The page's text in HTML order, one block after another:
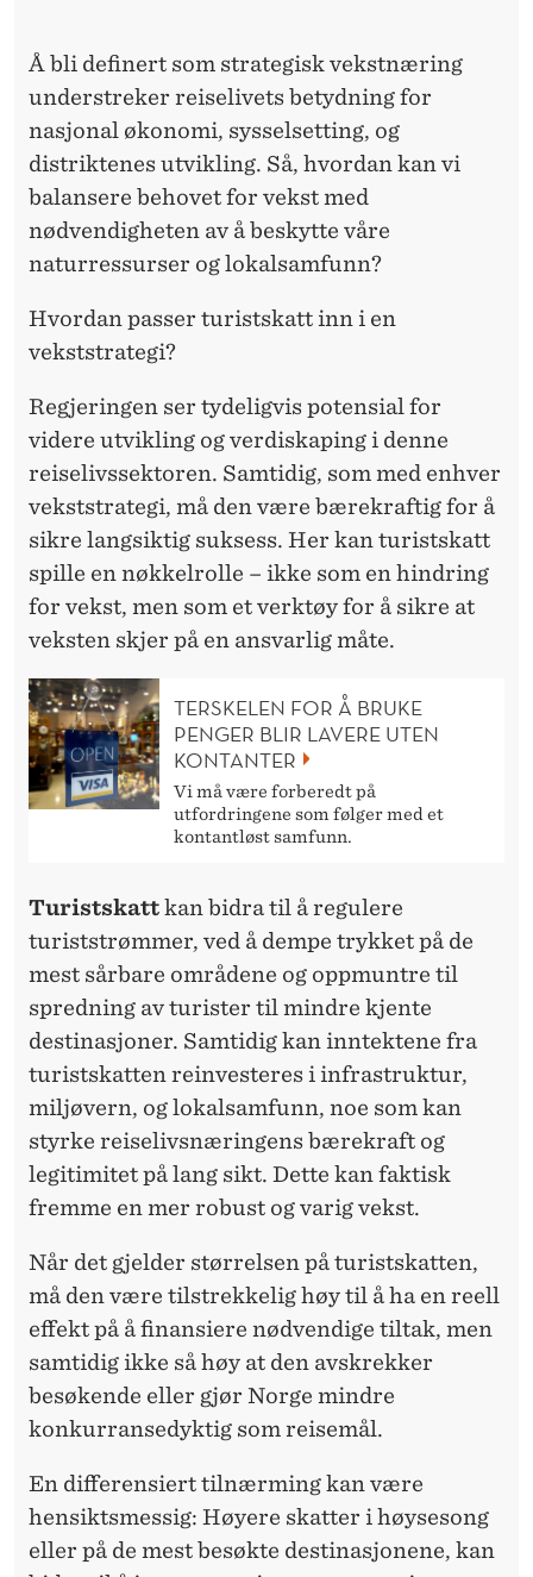
Å bli definert som strategisk vekstnæring
understreker reiselivets betydning for
nasjonal økonomi, sysselsetting, og
distriktenes utvikling. Så, hvordan kan vi
balansere behovet for vekst med
nødvendigheten av å beskytte våre
naturressurser og lokalsamfunn?
Hvordan passer turistskatt inn i en
vekststrategi?
Regjeringen ser tydeligvis potensial for
videre utvikling og verdiskaping i denne
reiselivssektoren. Samtidig, som med enhver
vekststrategi, må den være bærekraftig for å
sikre langsiktig suksess. Her kan turistskatt
spille en nøkkelrolle – ikke som en hindring
for vekst, men som et verktøy for å sikre at
veksten skjer på en ansvarlig måte.
TERSKELEN FOR Å BRUKE
PENGER BLIR LAVERE UTEN
KONTANTER
Vi må være forberedt på
utfordringene som følger med et
kontantløst samfunn.
Turistskattkan bidratil å regulere
turiststrømmer, ved å dempe trykket på de
mest sårbare områdene og oppmuntre til
spredning av turister til mindre kjente
destinasjoner. Samtidig kan inntektene fra
turistskatten reinvesteres i infrastruktur,
miljøvern, og lokalsamfunn, noe som kan
styrke reiselivsnæringens bærekraft og
legitimitet på lang sikt. Dette kan faktisk
fremme en mer robust og varig vekst.
Når det gjelder størrelsen på turistskatten,
må den være tilstrekkelig høy til å ha en reell
effekt på å finansiere nødvendige tiltak, men
samtidig ikke så høy at den avskrekker
besøkende eller gjør Norge mindre
konkurransedyktig som reisemål.
En differensiert tilnærming kan være
hensiktsmessig: Høyere skatter i høysesong
eller på de mest besøkte destinasjonene, kan